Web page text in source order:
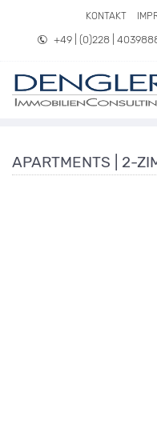
Direkt zum Inhalt springen
KONTAKT
+49 | (0)228 |
APARTMENTS | 2-